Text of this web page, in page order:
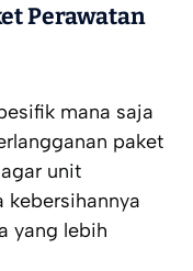
Perawatan
mana saja
paket
unit
kebersihannya
yang lebih